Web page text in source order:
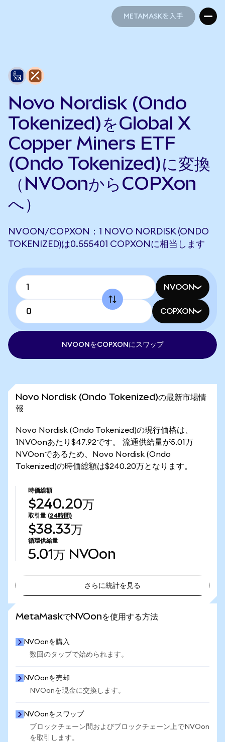
METAMASKを入手
Novo Nordisk (Ondo
Tokenized)をGlobal X
Copper Miners ETF
(Ondo Tokenized)に変換
（NVOonからCOPXon
へ）
NVOON/COPXON：1 NOVO NORDISK (ONDO
TOKENIZED)は0.555401 COPXONに相当します
NVOON
COPXON
NVOONをCOPXONにスワップ
Novo Nordisk (Ondo Tokenized)の最新市場情
報
Novo Nordisk (Ondo Tokenized)の現行価格は、
1NVOonあたり$47.92です。 流通供給量が5.01万
NVOonであるため、Novo Nordisk (Ondo
Tokenized)の時価総額は$240.20万となります。
時価総額
$240.20万
取引量 (24時間)
$38.33万
循環供給量
5.01万 NVOon
さらに統計を見る
MetaMaskでNVOonを使用する方法
NVOonを購入
数回のタップで始められます。
NVOonを売却
NVOonを現金に交換します。
NVOonをスワップ
ブロックチェーン間およびブロックチェーン上でNVOon
を取引します。